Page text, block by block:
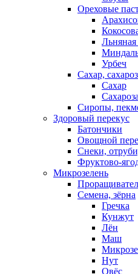
Ореховые
Льняная
Урбеч
Сахар,
Сахар
Сиропы,
Здоровый перекус
Батончики
Овощной
Снеки,
Фруктово-
Микрозелень
Семена, зёрна
Гречка
Кунжут
Лён
Маш
Нут
Овёс